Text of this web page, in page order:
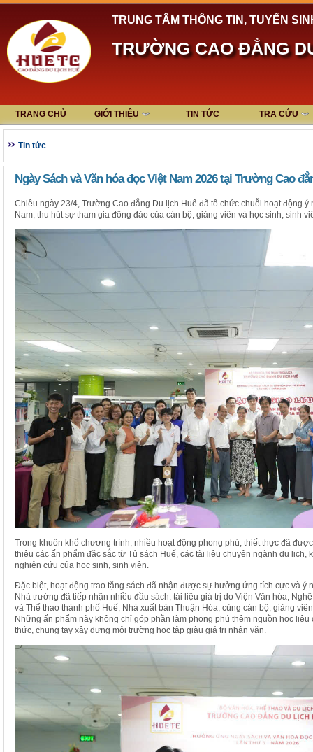
TRUNG TÂM THÔNG TIN, TUYỂN
TRƯỜNG CAO ĐẲNG
TRANG CHỦ GIỚI THIỆU TIN TỨC TRA CỨU
Tin tức
Ngày Sách và Văn hóa đọc Việt Nam 2026 tại Trường Cao
Chiều ngày 23/4, Trường Cao đẳng Du lịch Huế đã tổ chức chuỗi hoạt động
Nam, thu hút sự tham gia đông đảo của cán bộ, giảng viên và học sinh, sinh
Trong khuôn khổ chương trình, nhiều hoạt động phong phú, thiết thực đã
thiệu các ấn phẩm đặc sắc từ Tủ sách Huế, các tài liệu chuyên ngành du
nghiên cứu của học sinh, sinh viên.
Đặc biệt, hoạt động trao tặng sách đã nhận được sự hưởng ứng tích cực và ý
Nhà trường đã tiếp nhận nhiều đầu sách, tài liệu giá trị do Viện Văn hóa,
và Thể thao thành phố Huế, Nhà xuất bản Thuận Hóa, cùng cán bộ, giảng
Những ấn phẩm này không chỉ góp phần làm phong phú thêm nguồn học
thức, chung tay xây dựng môi trường học tập giàu giá trị nhân văn.